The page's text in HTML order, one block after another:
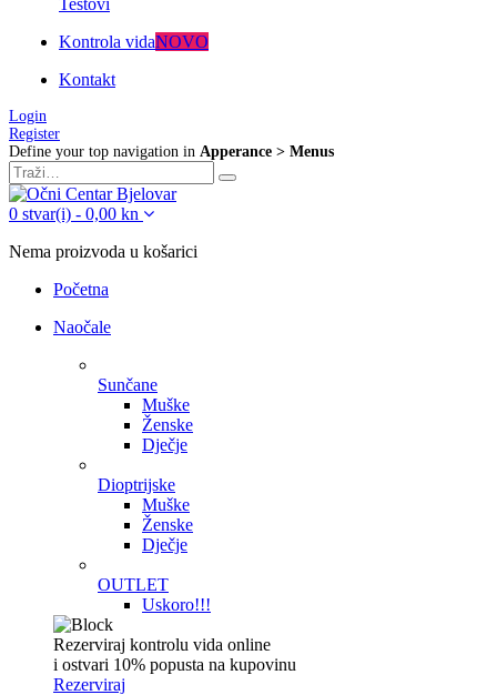
Testovi
Kontrola vidaNOVO
Kontakt
Login
Register
Define your top navigation in Apperance > Menus
0 stvar(i) - 0,00 kn
Nema proizvoda u košarici
Početna
Naočale
Sunčane
Muške
Ženske
Dječje
Dioptrijske
Muške
Ženske
Dječje
OUTLET
Uskoro!!!
Rezerviraj kontrolu vida online
i ostvari 10% popusta na kupovinu
Rezerviraj